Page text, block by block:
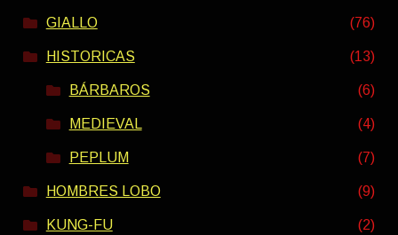
GIALLO (76)
HISTORICAS (13)
BÁRBAROS (6)
MEDIEVAL (4)
PEPLUM (7)
HOMBRES LOBO (9)
KUNG-FU (2)